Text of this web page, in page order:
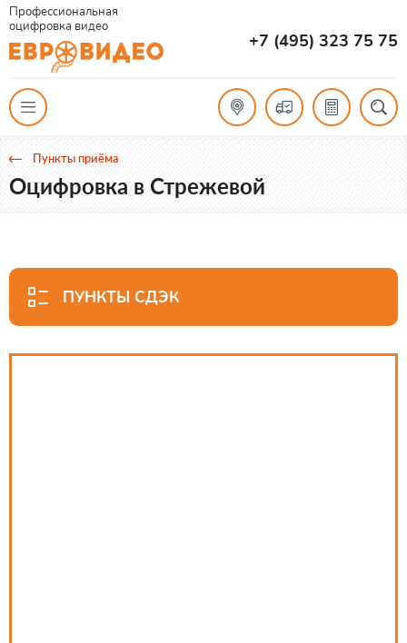
Профессиональная
оцифровка видео
+7 (495) 323 75 75
Пункты приёма
Оцифровка в Стрежевой
ПУНКТЫ СДЭК